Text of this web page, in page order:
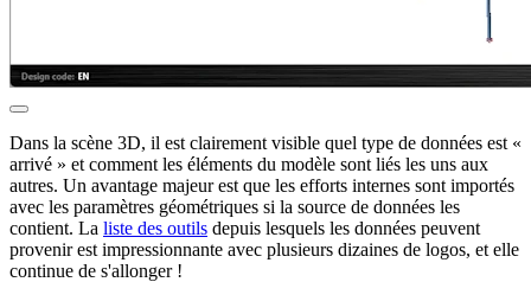
Dans la scène 3D, il est clairement visible quel type de données est «
arrivé » et comment les éléments du modèle sont liés les uns aux
autres. Un avantage majeur est que les efforts internes sont importés
avec les paramètres géométriques si la source de données les
contient. La liste des outils depuis lesquels les données peuvent
provenir est impressionnante avec plusieurs dizaines de logos, et elle
continue de s'allonger !